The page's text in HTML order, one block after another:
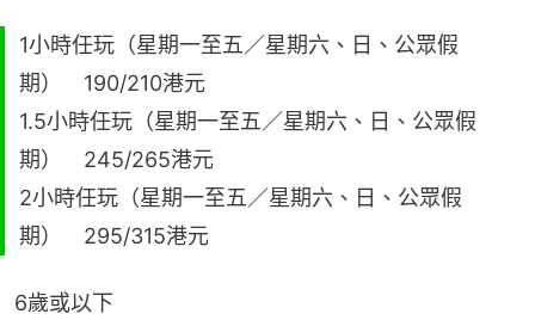
1小時任玩（星期一至五／星期六、日、公眾假
期） 190/210港元
1.5小時任玩（星期一至五／星期六、日、公眾假
期） 245/265港元
2小時任玩（星期一至五／星期六、日、公眾假
期） 295/315港元
6歲或以下